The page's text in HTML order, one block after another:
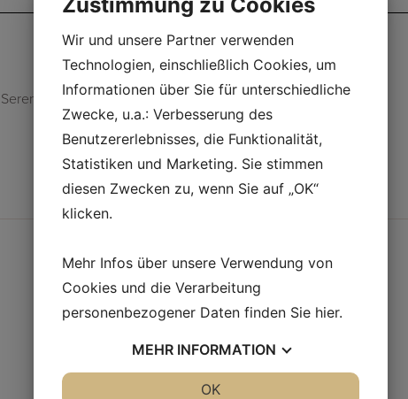
auftragen
Wir und unsere Partner verwenden
Technologien, einschließlich Cookies, um
Informationen über Sie für unterschiedliche
Zwecke, u.a.: Verbesserung des
Benutzererlebnisses, die Funktionalität,
Statistiken und Marketing. Sie stimmen
diesen Zwecken zu, wenn Sie auf „OK“
klicken.
Mehr Infos über unsere Verwendung von
Cookies und die Verarbeitung
personenbezogener Daten finden Sie hier.
MEHR INFORMATION
OK